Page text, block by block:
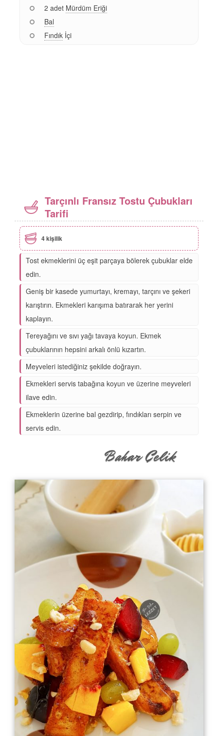
2 adet Mürdüm Eriği
Bal
Fındık İçi
Tarçınlı Fransız Tostu Çubukları
Tarifi
4 kişilik
Tost ekmeklerini üç eşit parçaya bölerek çubuklar elde
edin.
Geniş bir kasede yumurtayı, kremayı, tarçını ve şekeri
karıştırın. Ekmekleri karışıma batırarak her yerini
kaplayın.
Tereyağını ve sıvı yağı tavaya koyun. Ekmek
çubuklarının hepsini arkalı önlü kızartın.
Meyveleri istediğiniz şekilde doğrayın.
Ekmekleri servis tabağına koyun ve üzerine meyveleri
ilave edin.
Ekmeklerin üzerine bal gezdirip, fındıkları serpin ve
servis edin.